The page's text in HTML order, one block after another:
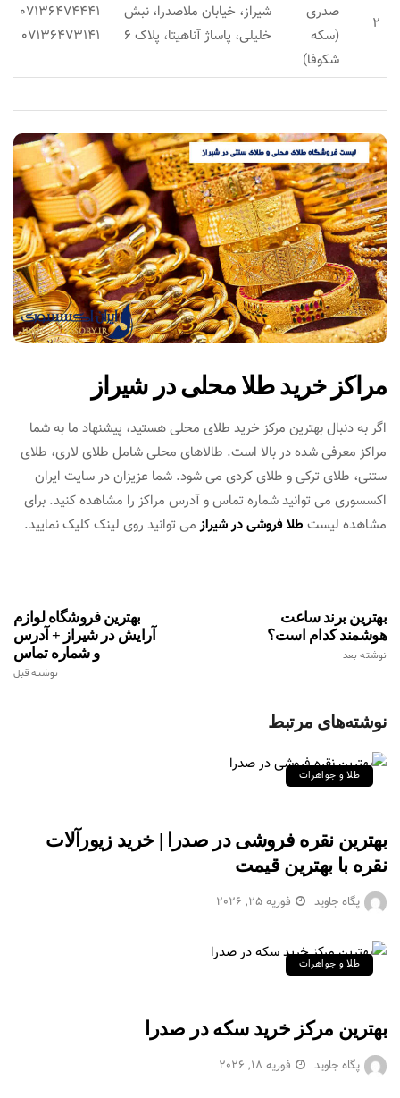
2
صدری
(سکه
شکوفا)
شیراز، خیابان ملاصدرا، نبش
خلیلی، پاساژ آناهیتا، پلاک 6
07136474441
07136473141
مراکز خرید طلا محلی در شیراز
اگر به دنبال بهترین مرکز خرید طلای محلی هستید، پیشنهاد ما به شما
مراکز معرفی شده در بالا است. طالاهای محلی شامل طلای لاری، طلای
ستنی، طلای ترکی و طلای کردی می شود. شما عزیزان در سایت ایران
اکسسوری می توانید شماره تماس و آدرس مراکز را مشاهده کنید. برای
مشاهده لیست طلا فروشی در شیراز می توانید روی لینک کلیک نمایید.
بهترین فروشگاه لوازم
آرایش در شیراز + آدرس
و شماره تماس
نوشته قبل
بهترین برند ساعت
هوشمند کدام است؟
نوشته بعد
نوشته‌های مرتبط
طلا و جواهرات
بهترین نقره فروشی در صدرا | خرید زیورآلات
نقره با بهترین قیمت
پگاه جاوید فوریه 25, 2026
طلا و جواهرات
بهترین مرکز خرید سکه در صدرا
پگاه جاوید فوریه 18, 2026